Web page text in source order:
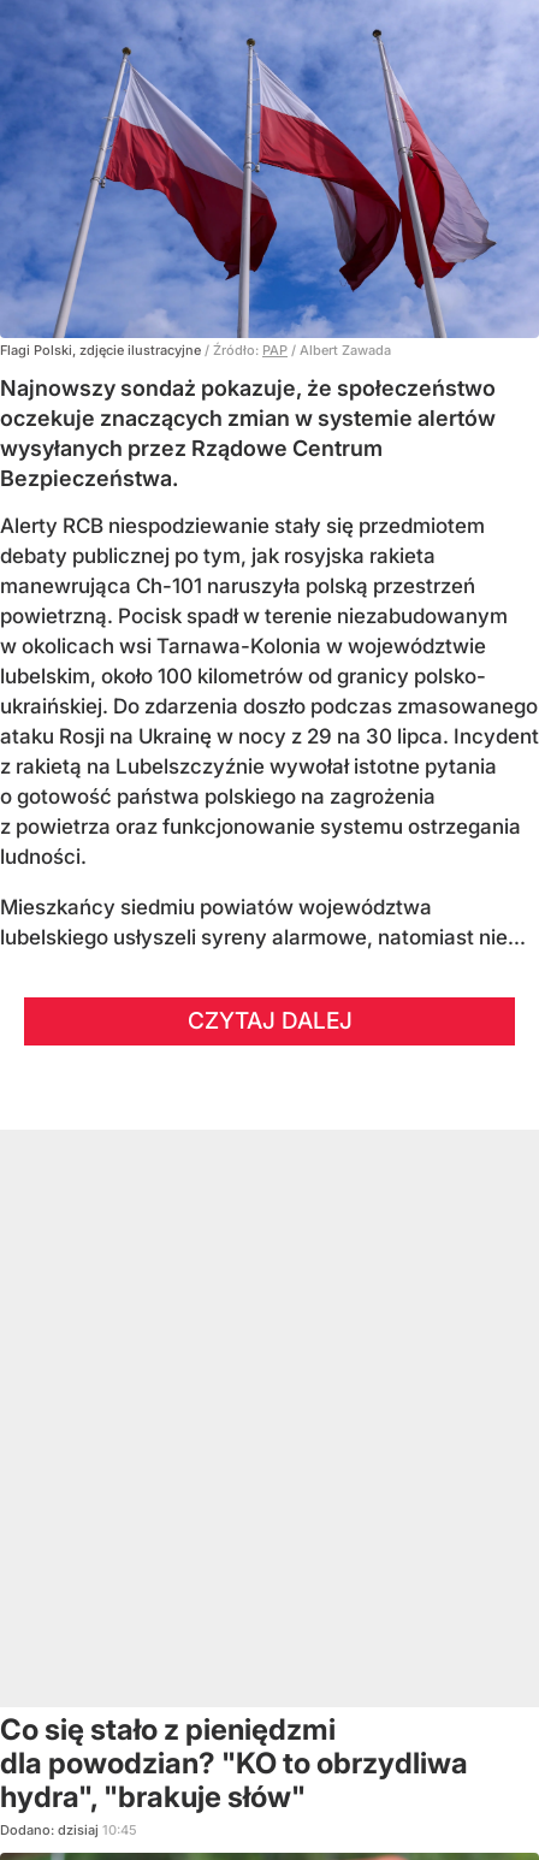
Flagi Polski, zdjęcie ilustracyjne / Źródło: PAP / Albert Zawada
Najnowszy sondaż pokazuje, że społeczeństwo
oczekuje znaczących zmian w systemie alertów
wysyłanych przez Rządowe Centrum
Bezpieczeństwa.
Alerty RCB niespodziewanie stały się przedmiotem
debaty publicznej po tym, jak rosyjska rakieta
manewrująca Ch-101 naruszyła polską przestrzeń
powietrzną. Pocisk spadł w terenie niezabudowanym
w okolicach wsi Tarnawa-Kolonia w województwie
lubelskim, około 100 kilometrów od granicy polsko-
ukraińskiej. Do zdarzenia doszło podczas zmasowanego
ataku Rosji na Ukrainę w nocy z 29 na 30 lipca. Incydent
z rakietą na Lubelszczyźnie wywołał istotne pytania
o gotowość państwa polskiego na zagrożenia
z powietrza oraz funkcjonowanie systemu ostrzegania
ludności.
Mieszkańcy siedmiu powiatów województwa
lubelskiego usłyszeli syreny alarmowe, natomiast nie...
CZYTAJ DALEJ
Co się stało z pieniędzmi
dla powodzian? "KO to obrzydliwa
hydra", "brakuje słów"
Dodano: dzisiaj 10:45